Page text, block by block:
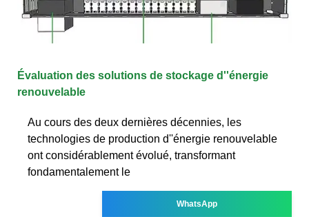
Évaluation des solutions de stockage d''énergie
renouvelable
Au cours des deux dernières décennies, les
technologies de production d''énergie renouvelable
ont considérablement évolué, transformant
fondamentalement le
WhatsApp